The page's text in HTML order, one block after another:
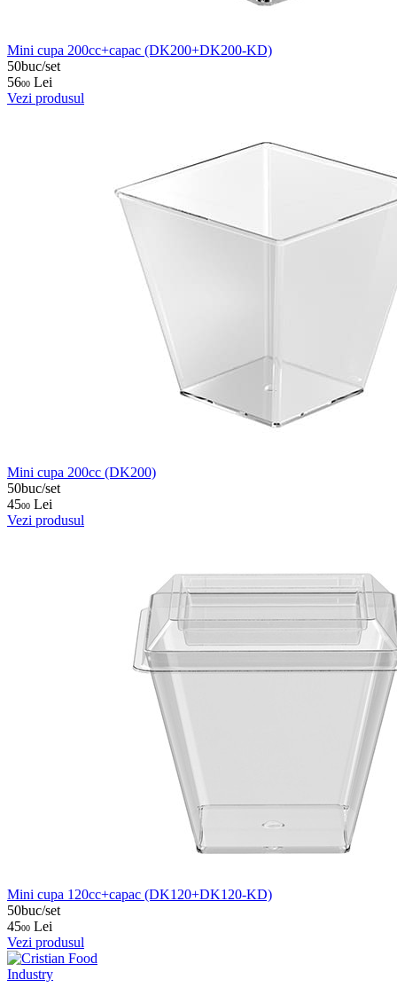
Mini cupa 200cc+capac (DK200+DK200-KD)
50buc/set
5600 Lei
Vezi produsul
Mini cupa 200cc (DK200)
50buc/set
4500 Lei
Vezi produsul
Mini cupa 120cc+capac (DK120+DK120-KD)
50buc/set
4500 Lei
Vezi produsul